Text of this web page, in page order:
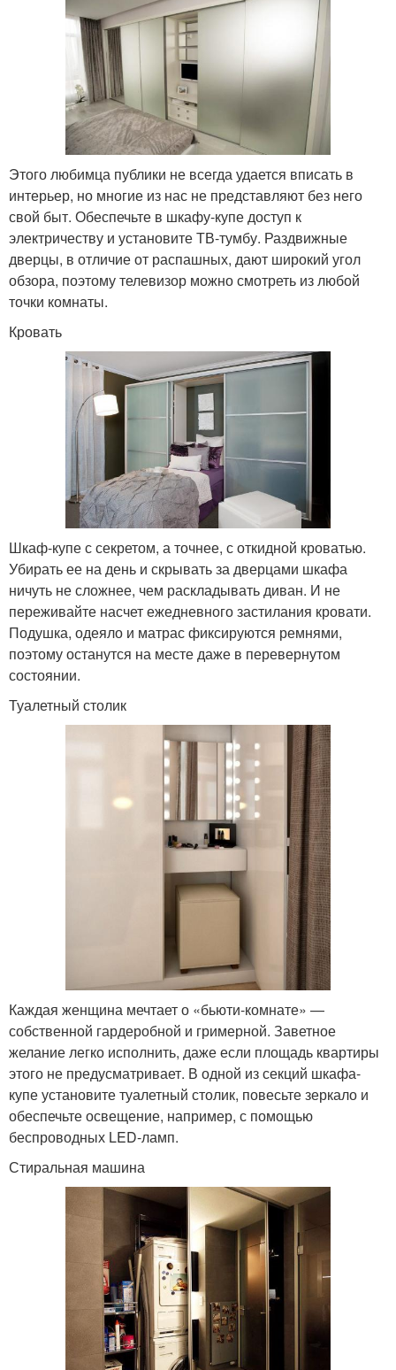
Этого любимца публики не всегда удается вписать в
интерьер, но многие из нас не представляют без него
свой быт. Обеспечьте в шкафу-купе доступ к
электричеству и установите ТВ-тумбу. Раздвижные
дверцы, в отличие от распашных, дают широкий угол
обзора, поэтому телевизор можно смотреть из любой
точки комнаты.
Кровать
Шкаф-купе с секретом, а точнее, с откидной кроватью.
Убирать ее на день и скрывать за дверцами шкафа
ничуть не сложнее, чем раскладывать диван. И не
переживайте насчет ежедневного застилания кровати.
Подушка, одеяло и матрас фиксируются ремнями,
поэтому останутся на месте даже в перевернутом
состоянии.
Туалетный столик
Каждая женщина мечтает о «бьюти-комнате» —
собственной гардеробной и гримерной. Заветное
желание легко исполнить, даже если площадь квартиры
этого не предусматривает. В одной из секций шкафа-
купе установите туалетный столик, повесьте зеркало и
обеспечьте освещение, например, с помощью
беспроводных LED-ламп.
Стиральная машина